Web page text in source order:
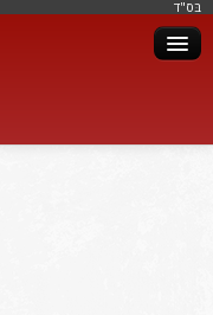
בּס"ד